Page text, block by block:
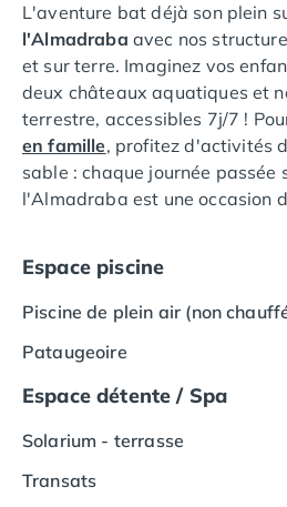
Camping Lot-et-Garonne
Camping Tarn
Camping Nord-Pas-de-Calais
Camping Pas-de-Calais
Camping Berck
Camping Boulogne-sur-Mer
Camping Le Portel
Camping Le Touquet
Camping Pays de la Loire
Camping Guerande
Camping La Baule-Escoublac
Camping Nantes
Camping Pornichet
Camping Saint Nazaire
L'aventure bat déjà son plein
l'Almadraba avec nos
et sur terre. Imaginez vos
deux châteaux aquatiques et
terrestre, accessibles 7j/7 !
en famille, profitez d'activités
sable : chaque journée passée
l'Almadraba est une occasion
Espace piscine
Piscine de plein air (non
Pataugeoire
Espace détente / Spa
Solarium - terrasse
Transats